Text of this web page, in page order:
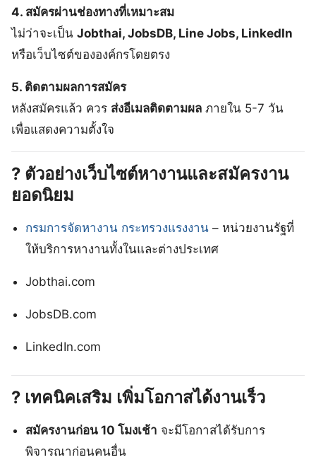
4. สมัครผ่านช่องทางที่เหมาะสม
ไม่ว่าจะเป็น Jobthai, JobsDB, Line Jobs, LinkedIn
หรือเว็บไซต์ขององค์กรโดยตรง
5. ติดตามผลการสมัคร
หลังสมัครแล้ว ควร ส่งอีเมลติดตามผล ภายใน 5-7 วัน
เพื่อแสดงความตั้งใจ
? ตัวอย่างเว็บไซต์หางานและสมัครงาน
ยอดนิยม
กรมการจัดหางาน กระทรวงแรงงาน – หน่วยงานรัฐที่
ให้บริการหางานทั้งในและต่างประเทศ
Jobthai.com
JobsDB.com
LinkedIn.com
? เทคนิคเสริม เพิ่มโอกาสได้งานเร็ว
สมัครงานก่อน 10 โมงเช้า จะมีโอกาสได้รับการ
พิจารณาก่อนคนอื่น